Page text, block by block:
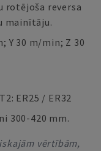
rotējoša reversa
mainītāju.
Y 30 m/min; Z 30
ER25 / ER32
300-420 mm.
vērtībām,